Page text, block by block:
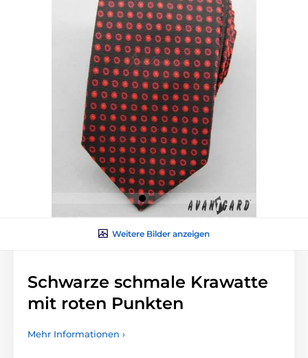
Weitere Bilder anzeigen
Schwarze schmale Krawatte
mit roten Punkten
Mehr Informationen ›